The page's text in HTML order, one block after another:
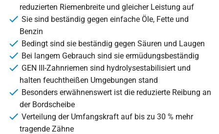
reduzierten Riemenbreite und gleicher Leistung auf
Sie sind beständig gegen einfache Öle, Fette und
Benzin
Bedingt sind sie beständig gegen Säuren und Laugen
Bei langem Gebrauch sind sie ermüdungsbeständig
GEN III-Zahnriemen sind hydrolysestabilisiert und
halten feuchtheißen Umgebungen stand
Besonders erwähnenswert ist die reduzierte Reibung an
der Bordscheibe
Verteilung der Umfangskraft auf bis zu 30 % mehr
tragende Zähne